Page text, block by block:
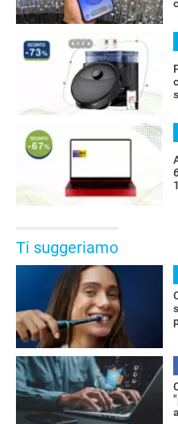
Libero Tecnologia è un prodotto
Ti suggeriamo